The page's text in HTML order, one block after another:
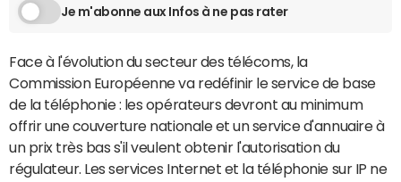
Je m'abonne aux Infos à ne pas rater
Face à l'évolution du secteur des télécoms, la
Commission Européenne va redéfinir le service de base
de la téléphonie : les opérateurs devront au minimum
offrir une couverture nationale et un service d'annuaire à
un prix très bas s'il veulent obtenir l'autorisation du
régulateur. Les services Internet et la téléphonie sur IP ne